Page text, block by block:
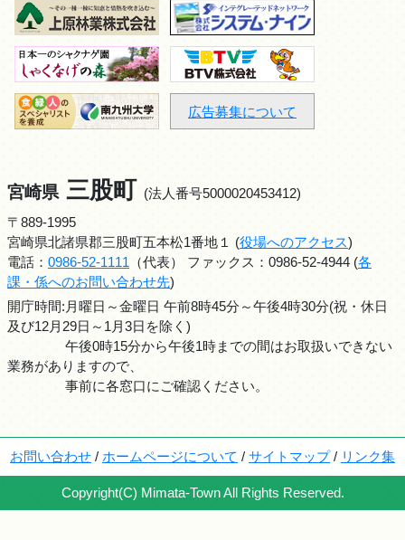
広告募集について
宮崎県 三股町 (法人番号5000020453412)
〒889-1995
宮崎県北諸県郡三股町五本松1番地１ (役場へのアクセス)
電話： 0986-52-1111 （代表） ファックス：0986-52-4944 (各
課・係へのお問い合わせ先)
開庁時間:月曜日～金曜日 午前8時45分～午後4時30分(祝・休日
及び12月29日～1月3日を除く)
午後0時15分から午後1時までの間はお取扱いできない
業務がありますので、
事前に各窓口にご確認ください。
お問い合わせ / ホームページについて / サイトマップ/ リンク集
Copyright(C) Mimata-Town All Rights Reserved.